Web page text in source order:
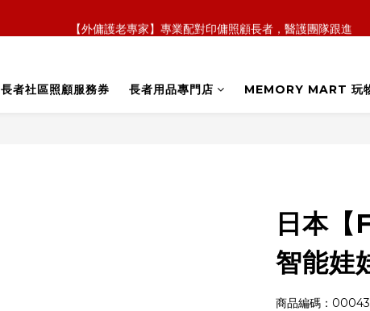
【全新概念】長者護理復康用品，可租可買，彈性選擇
長者社區照顧服務券 長者用品專門店 MEMORY MART 玩
日本
智能娃
商品編碼：00043